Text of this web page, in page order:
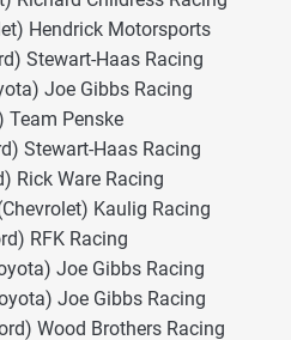
Hendrick Motorsports
Stewart-Haas Racing
Joe Gibbs Racing
Team Penske
Stewart-Haas Racing
Rick Ware Racing
Kaulig Racing
RFK Racing
Joe Gibbs Racing
Joe Gibbs Racing
Wood Brothers Racing